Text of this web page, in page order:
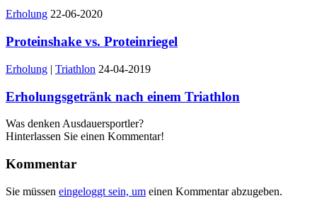
Erholung 22-06-2020
Proteinshake vs. Proteinriegel
Erholung | Triathlon 24-04-2019
Erholungsgetränk nach einem Triathlon
Was denken Ausdauersportler?
Hinterlassen Sie einen Kommentar!
Kommentar
Sie müssen eingeloggt sein, um einen Kommentar abzugeben.